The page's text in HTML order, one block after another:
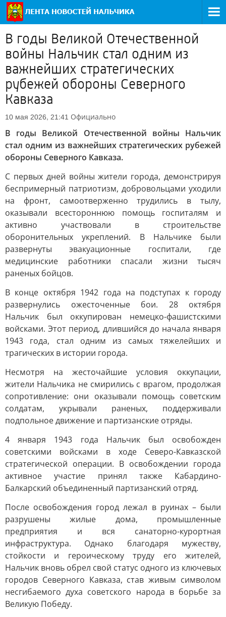
В годы Великой Отечественной
войны Нальчик стал одним из
важнейших стратегических
рубежей обороны Северного
Кавказа
10 мая 2026, 21:41 Официально
В годы Великой Отечественной войны Нальчик
стал одним из важнейших стратегических рубежей
обороны Северного Кавказа.
С первых дней войны жители города, демонстрируя
беспримерный патриотизм, добровольцами уходили
на фронт, самоотверженно трудились в тылу,
оказывали всестороннюю помощь госпиталям и
активно участвовали в строительстве
оборонительных укреплений. В Нальчике были
развернуты эвакуационные госпитали, где
медицинские работники спасали жизни тысяч
раненых бойцов.
В конце октября 1942 года на подступах к городу
развернулись ожесточенные бои. 28 октября
Нальчик был оккупирован немецко-фашистскими
войсками. Этот период, длившийся до начала января
1943 года, стал одним из самых тяжелейших и
трагических в истории города.
Несмотря на жесточайшие условия оккупации,
жители Нальчика не смирились с врагом, продолжая
сопротивление: они оказывали помощь советским
солдатам, укрывали раненых, поддерживали
подпольное движение и партизанские отряды.
4 января 1943 года Нальчик был освобожден
советскими войсками в ходе Северо-Кавказской
стратегической операции. В освобождении города
активное участие принял также Кабардино-
Балкарский объединенный партизанский отряд.
После освобождения город лежал в руинах – были
разрушены жилые дома, промышленные
предприятия и вся санаторно-курортная
инфраструктура. Однако благодаря мужеству,
стойкости и героическому труду его жителей,
Нальчик вновь обрел свой статус одного из ключевых
городов Северного Кавказа, став живым символом
несгибаемого духа советского народа в борьбе за
Великую Победу.